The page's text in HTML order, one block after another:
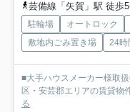
芸備線「矢賀」駅 徒歩
駐輪場 オートロック
敷地内ごみ置き場
24時
■大手ハウスメーカー様取
区・安芸郡エリアの賃貸物
る